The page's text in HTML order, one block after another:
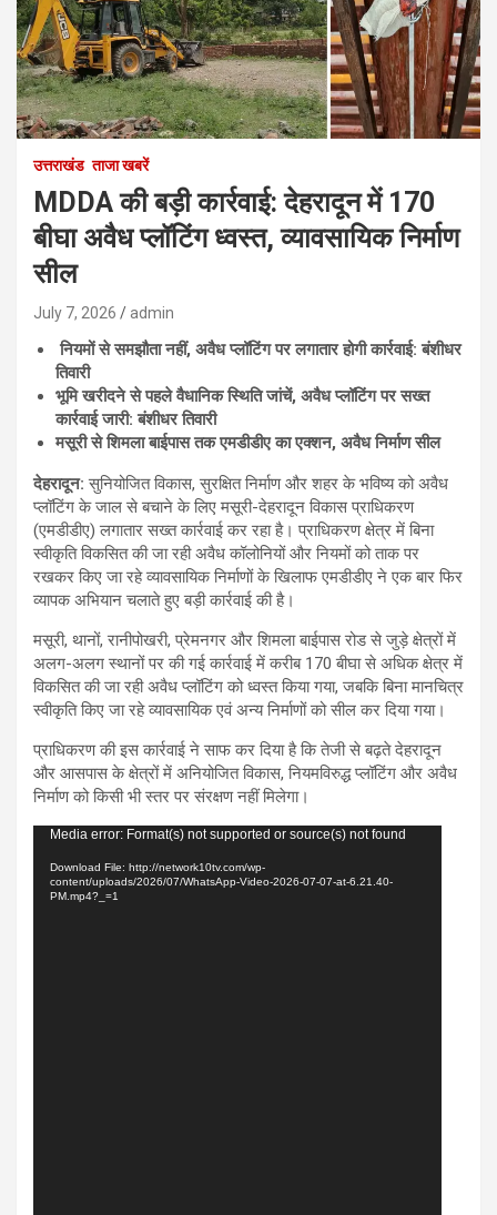
उत्तराखंड ताजा खबरें
MDDA की बड़ी कार्रवाई: देहरादून में 170
बीघा अवैध प्लॉटिंग ध्वस्त, व्यावसायिक निर्माण
सील
July 7, 2026 admin
नियमों से समझौता नहीं, अवैध प्लॉटिंग पर लगातार होगी कार्रवाई: बंशीधर
तिवारी
भूमि खरीदने से पहले वैधानिक स्थिति जांचें, अवैध प्लॉटिंग पर सख्त
कार्रवाई जारी: बंशीधर तिवारी
मसूरी से शिमला बाईपास तक एमडीडीए का एक्शन, अवैध निर्माण सील
देहरादून: सुनियोजित विकास, सुरक्षित निर्माण और शहर के भविष्य को अवैध
प्लॉटिंग के जाल से बचाने के लिए मसूरी-देहरादून विकास प्राधिकरण
(एमडीडीए) लगातार सख्त कार्रवाई कर रहा है। प्राधिकरण क्षेत्र में बिना
स्वीकृति विकसित की जा रही अवैध कॉलोनियों और नियमों को ताक पर
रखकर किए जा रहे व्यावसायिक निर्माणों के खिलाफ एमडीडीए ने एक बार फिर
व्यापक अभियान चलाते हुए बड़ी कार्रवाई की है।
मसूरी, थानों, रानीपोखरी, प्रेमनगर और शिमला बाईपास रोड से जुड़े क्षेत्रों में
अलग-अलग स्थानों पर की गई कार्रवाई में करीब 170 बीघा से अधिक क्षेत्र में
विकसित की जा रही अवैध प्लॉटिंग को ध्वस्त किया गया, जबकि बिना मानचित्र
स्वीकृति किए जा रहे व्यावसायिक एवं अन्य निर्माणों को सील कर दिया गया।
प्राधिकरण की इस कार्रवाई ने साफ कर दिया है कि तेजी से बढ़ते देहरादून
और आसपास के क्षेत्रों में अनियोजित विकास, नियमविरुद्ध प्लॉटिंग और अवैध
निर्माण को किसी भी स्तर पर संरक्षण नहीं मिलेगा।
Video
Player
Media error: Format(s) not supported or source(s) not found
Download File: http://network10tv.com/wp-
content/uploads/2026/07/WhatsApp-Video-2026-07-07-at-6.21.40-
PM.mp4?_=1